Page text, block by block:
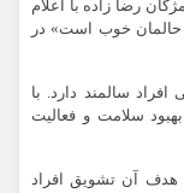
رضا زاده با اعلام
خوب است» در
سالمند دارد. با
سلامت و فعالیت
هدف آن تشویق افراد